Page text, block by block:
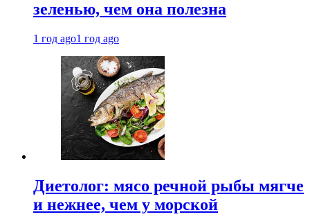
зеленью, чем она полезна
1 год ago1 год ago
Диетолог: мясо речной рыбы мягче
и нежнее, чем у морской